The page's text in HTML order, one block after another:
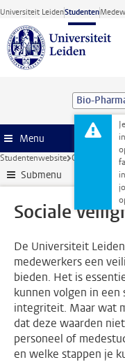
Ga direct naar de
Universiteit LeidenStudenten
Menu
Studentenwebsite Ondersteuning
Submenu
Sociale
De Universiteit
medewerkers een
bieden. Het is
kunnen volgen in
integriteit. Maar wat
dat deze waarden
personeel of
en welke stappen je